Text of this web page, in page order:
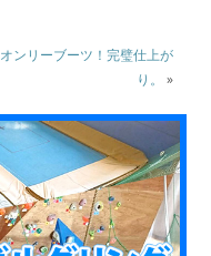
オンリーブーツ！完璧仕上が
り。
»